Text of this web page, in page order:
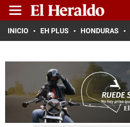
INICIO EH PLUS HONDURAS